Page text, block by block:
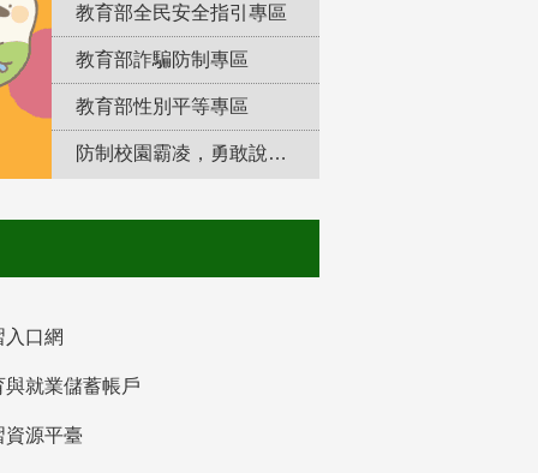
教育部全民安全指引專區
教育部詐騙防制專區
教育部性別平等專區
防制校園霸凌，勇敢說出來！
入口網
與就業儲蓄帳戶
資源平臺